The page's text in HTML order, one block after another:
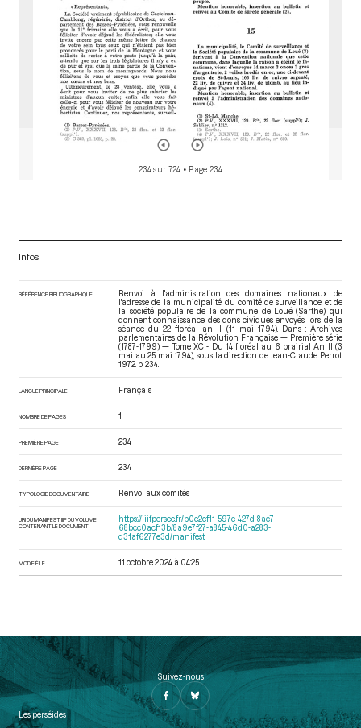
234 sur 724 • Page 234
Infos
RÉFÉRENCE BIBLIOGRAPHIQUE
Renvoi à l'administration des domaines nationaux de
l'adresse de la municipalité, du comité de surveillance et de
la société populaire de la commune de Loué (Sarthe) qui
donnent connaissance des dons civiques envoyés, lors de la
séance du 22 floréal an II (11 mai 1794). Dans : Archives
parlementaires de la Révolution Française — Première série
(1787-1799) — Tome XC - Du 14 floréal au 6 prairial An II (3
mai au 25 mai 1794) , sous la direction de Jean-Claude Perrot.
1972. p. 234.
LANGUE PRINCIPALE Français
NOMBRE DE PAGES 1
PREMIÈRE PAGE 234
DERNIÈRE PAGE 234
TYPOLOGIE DOCUMENTAIRE Renvoi aux comités
URI DU MANIFEST IIIF DU VOLUME
CONTENANT LE DOCUMENT
https://iiif.persee.fr/b0e2cf11-597c-427d-8ac7-
68bcc0acf13b/8a9e7f27-a845-46d0-a283-
d31af6277e3d/manifest
MODIFIÉ LE 11 octobre 2024 à 04:25
Suivez-nous
Les perséides